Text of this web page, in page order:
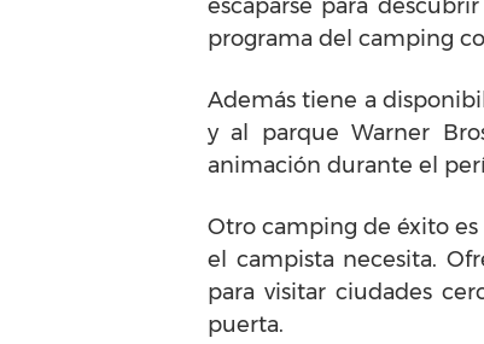
escaparse para
programa del camping
Además tiene a
y al parque Warner
animación durante el
Otro camping de éxito
el campista necesita.
para visitar ciudades
puerta.